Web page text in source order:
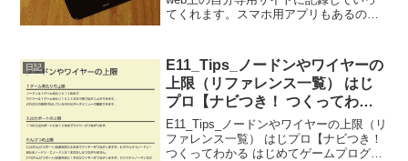
てくれます。スマホ用アプリもあるの
録体重計とでもいいましょうか(笑) 健康
管理には、オスス...
日記
E11_Tips_ノードンやワイヤーの
上限（リファレンス一覧） はじ
プロ【ナビつき！ つくってわか
る はじめてゲームプログラミン
グ】
E11_Tips_ノードンやワイヤーの上限（リ
ファレンス一覧） はじプロ【ナビつき！
つくってわかる はじめてゲームプログラ